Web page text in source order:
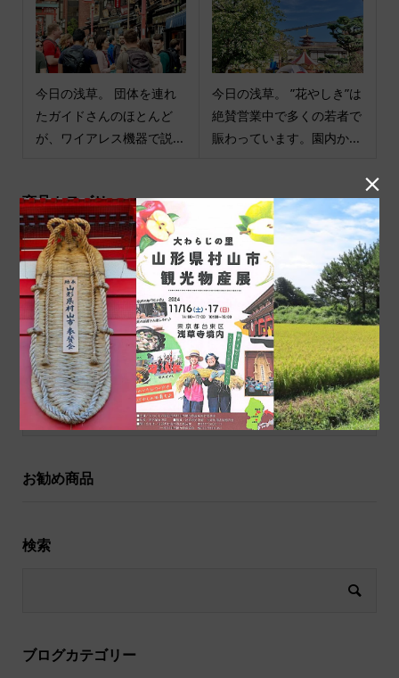
今日の浅草。 団体を連れ
たガイドさんのほとんど
が、ワイアレス機器で説...
今日の浅草。 ”花やしき”は
絶賛営業中で多くの若者で
賑わっています。園内か...
商品カテゴリ
商品ジャンル
ポチ袋
和小物
祝儀袋
お勧め商品
検索
ブログカテゴリー
